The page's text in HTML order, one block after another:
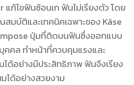
แก้ไขฟันซ้อนเก ฟันไม่เรียงตัว โดย
บัติและเทคนิคเฉพาะของ Käse
ปุ่มที่ติดบนฟันซึ่งออกแบบ
คคล ทำหน้าที่ควบคุมแรงและ
ด้อย่างมีประสิทธิภาพ ฟันจึงเรียง
ได้อย่างสวยงาม